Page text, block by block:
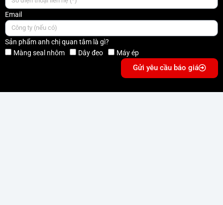
Email
Sản phẩm anh chị quan tâm là gì?
Màng seal nhôm
Dây đeo Máy ép
Gửi yêu cầu báo giá